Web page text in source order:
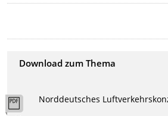
Download zum Thema
Norddeutsches